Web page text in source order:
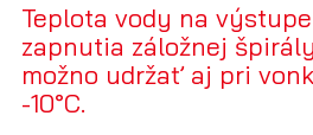
Teplota vody na
zapnutia záložnej
možno udržať aj pri
-10°C.